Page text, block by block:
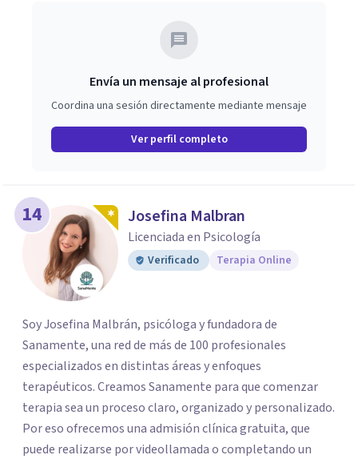
Envía un mensaje al profesional
Coordina una sesión directamente mediante mensaje
Ver perfil completo
14 Josefina Malbran
Licenciada en Psicología
Verificado Terapia Online
Soy Josefina Malbrán, psicóloga y fundadora de
Sanamente, una red de más de 100 profesionales
especializados en distintas áreas y enfoques
terapéuticos. Creamos Sanamente para que comenzar
terapia sea un proceso claro, organizado y personalizado.
Por eso ofrecemos una admisión clínica gratuita, que
puede realizarse por videollamada o completando un